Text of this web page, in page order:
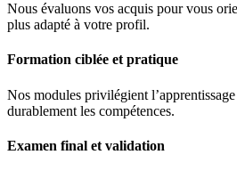
Nous évaluons vos acquis pour vous
plus adapté à votre profil.
Formation ciblée et pratique
Nos modules privilégient
durablement les compétences.
Examen final et validation